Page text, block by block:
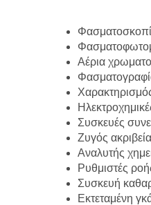
Αέρια
Συσκευές
Ζυγός
Αναλυτής
Ρυθμιστές
Συσκευή
Εκτεταμένη